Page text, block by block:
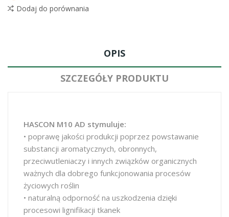
Dodaj do porównania
OPIS
SZCZEGÓŁY PRODUKTU
HASCON M10 AD stymuluje:
• poprawę jakości produkcji poprzez powstawanie
substancji aromatycznych, obronnych,
przeciwutleniaczy i innych związków organicznych
ważnych dla dobrego funkcjonowania procesów
życiowych roślin
• naturalną odporność na uszkodzenia dzięki
procesowi lignifikacji tkanek